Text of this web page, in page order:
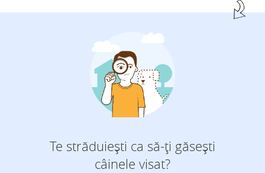
Te străduiești ca să-ți găsești
câinele visat?